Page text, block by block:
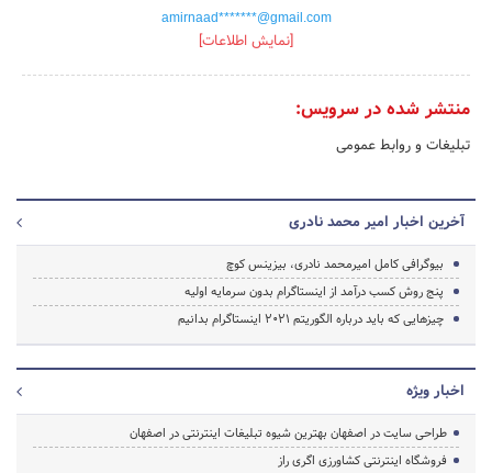
amirnaad*******@gmail.com
[نمایش اطلاعات]
منتشر شده در سرویس:
تبلیغات و روابط عمومی
آخرین اخبار امیر محمد نادری
بیوگرافی کامل امیرمحمد نادری، بیزینس کوچ
پنج روش کسب درآمد از اینستاگرام بدون سرمایه اولیه
چیزهایی که باید درباره الگوریتم 2021 اینستاگرام بدانیم
اخبار ویژه
طراحی سایت در اصفهان بهترین شیوه تبلیغات اینترنتی در اصفهان
فروشگاه اینترنتی کشاورزی اگری راز